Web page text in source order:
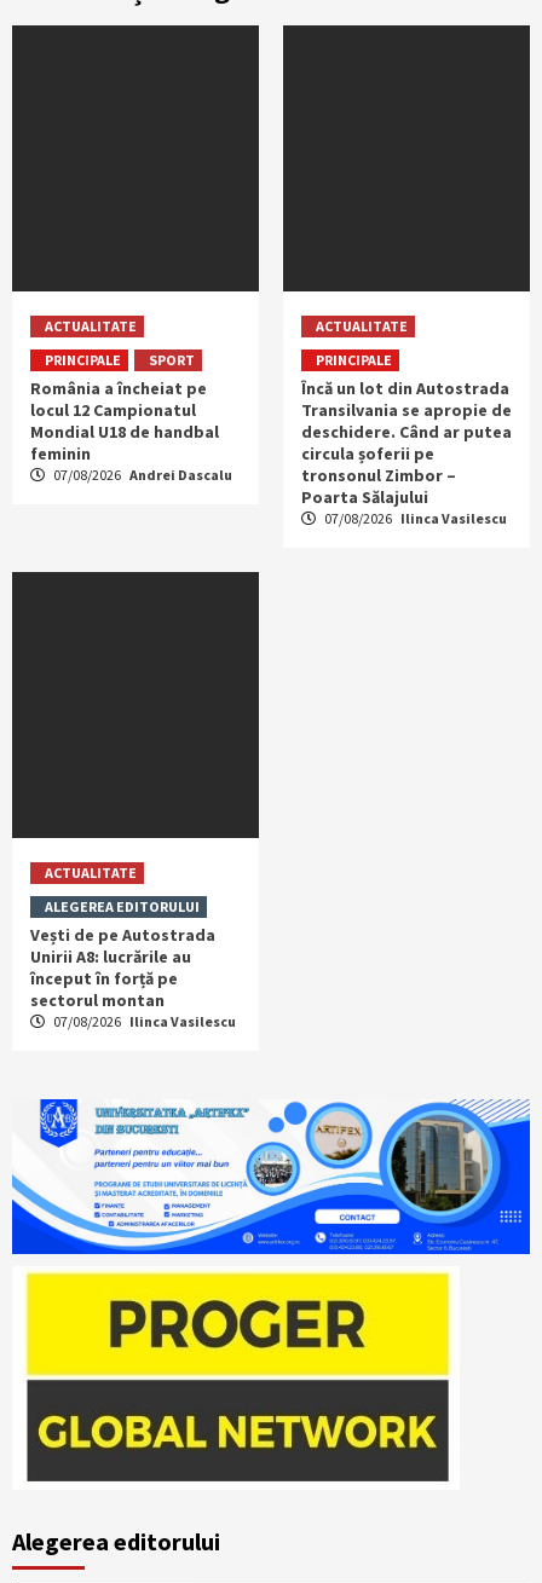
ACTUALITATE
PRINCIPALE
SPORT
România a încheiat pe
locul 12 Campionatul
Mondial U18 de handbal
feminin
07/08/2026 Andrei Dascalu
ACTUALITATE
PRINCIPALE
Încă un lot din Autostrada
Transilvania se apropie de
deschidere. Când ar putea
circula șoferii pe
tronsonul Zimbor –
Poarta Sălajului
07/08/2026 Ilinca Vasilescu
ACTUALITATE
ALEGEREA EDITORULUI
Vești de pe Autostrada
Unirii A8: lucrările au
început în forță pe
sectorul montan
07/08/2026 Ilinca Vasilescu
Alegerea editorului